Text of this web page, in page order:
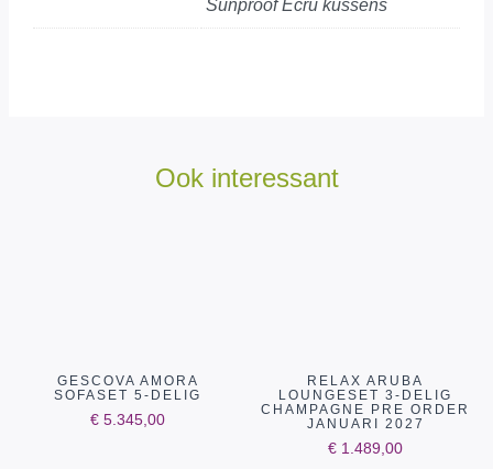
Sunproof Ecru kussens
Ook interessant
GESCOVA AMORA
SOFASET 5-DELIG
€ 5.345,00
RELAX ARUBA
LOUNGESET 3-DELIG
CHAMPAGNE PRE ORDER
JANUARI 2027
€ 1.489,00